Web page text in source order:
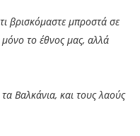
βρισκόμαστε μπροστά σε
το έθνος μας, αλλά
τα Βαλκάνια, και τους λαούς